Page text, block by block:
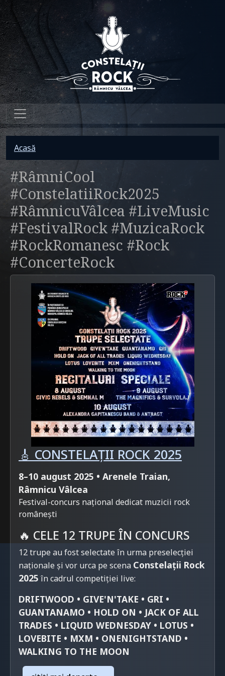
Sari la conținutul principal
Breadcrumb
Acasă
#RâmniCool
#ConstelatiiRock2025
#RâmnicuVâlcea #LiveMusic
#FestivalRock #MuzicaRock
#RockRomanesc #Rock
#ConcerteRock
🎸 CONSTELAȚII ROCK 2025
8–10 august 2025 • Arenele Traian,
Râmnicu Vâlcea
Festival-concurs național dedicat muzicii rock
românești
🔥 CELE 12 TRUPE ÎN CONCURS
12 trupe au fost selectate în urma preselecției
naționale și vor urca pe scena Constelații Rock
2025 în cadrul competiției live:
DRIFTWOOD • GIVE'N'TAKE • GRI •
GUANTANAMO • HOLD ON • JACK OF ALL
TRADES • LIQUID WEDNESDAY • LOTUS •
LOVEBITE • MXM • ONENIGHTSTAND •
WALKING TO THE MOON